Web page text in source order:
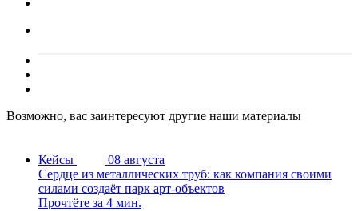
Возможно, вас заинтересуют другие наши материалы
Кейсы
08 августа
Сердце из металлических труб: как компания своими
силами создаёт парк арт-объектов
Прочтёте за 4 мин.